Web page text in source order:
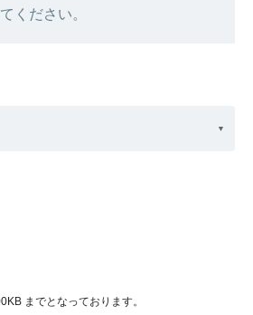
ください。
までとなっております。